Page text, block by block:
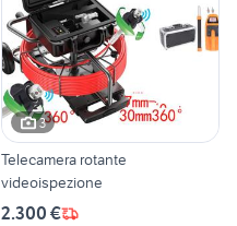
3
Telecamera rotante
videoispezione
2.300 €